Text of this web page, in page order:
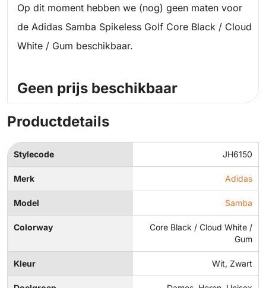
Op dit moment hebben we (nog) geen maten voor
de Adidas Samba Spikeless Golf Core Black / Cloud
White / Gum beschikbaar.
Geen prijs beschikbaar
Productdetails
Stylecode JH6150
Merk Adidas
Model Samba
Colorway
Core Black / Cloud White /
Gum
Kleur Wit, Zwart